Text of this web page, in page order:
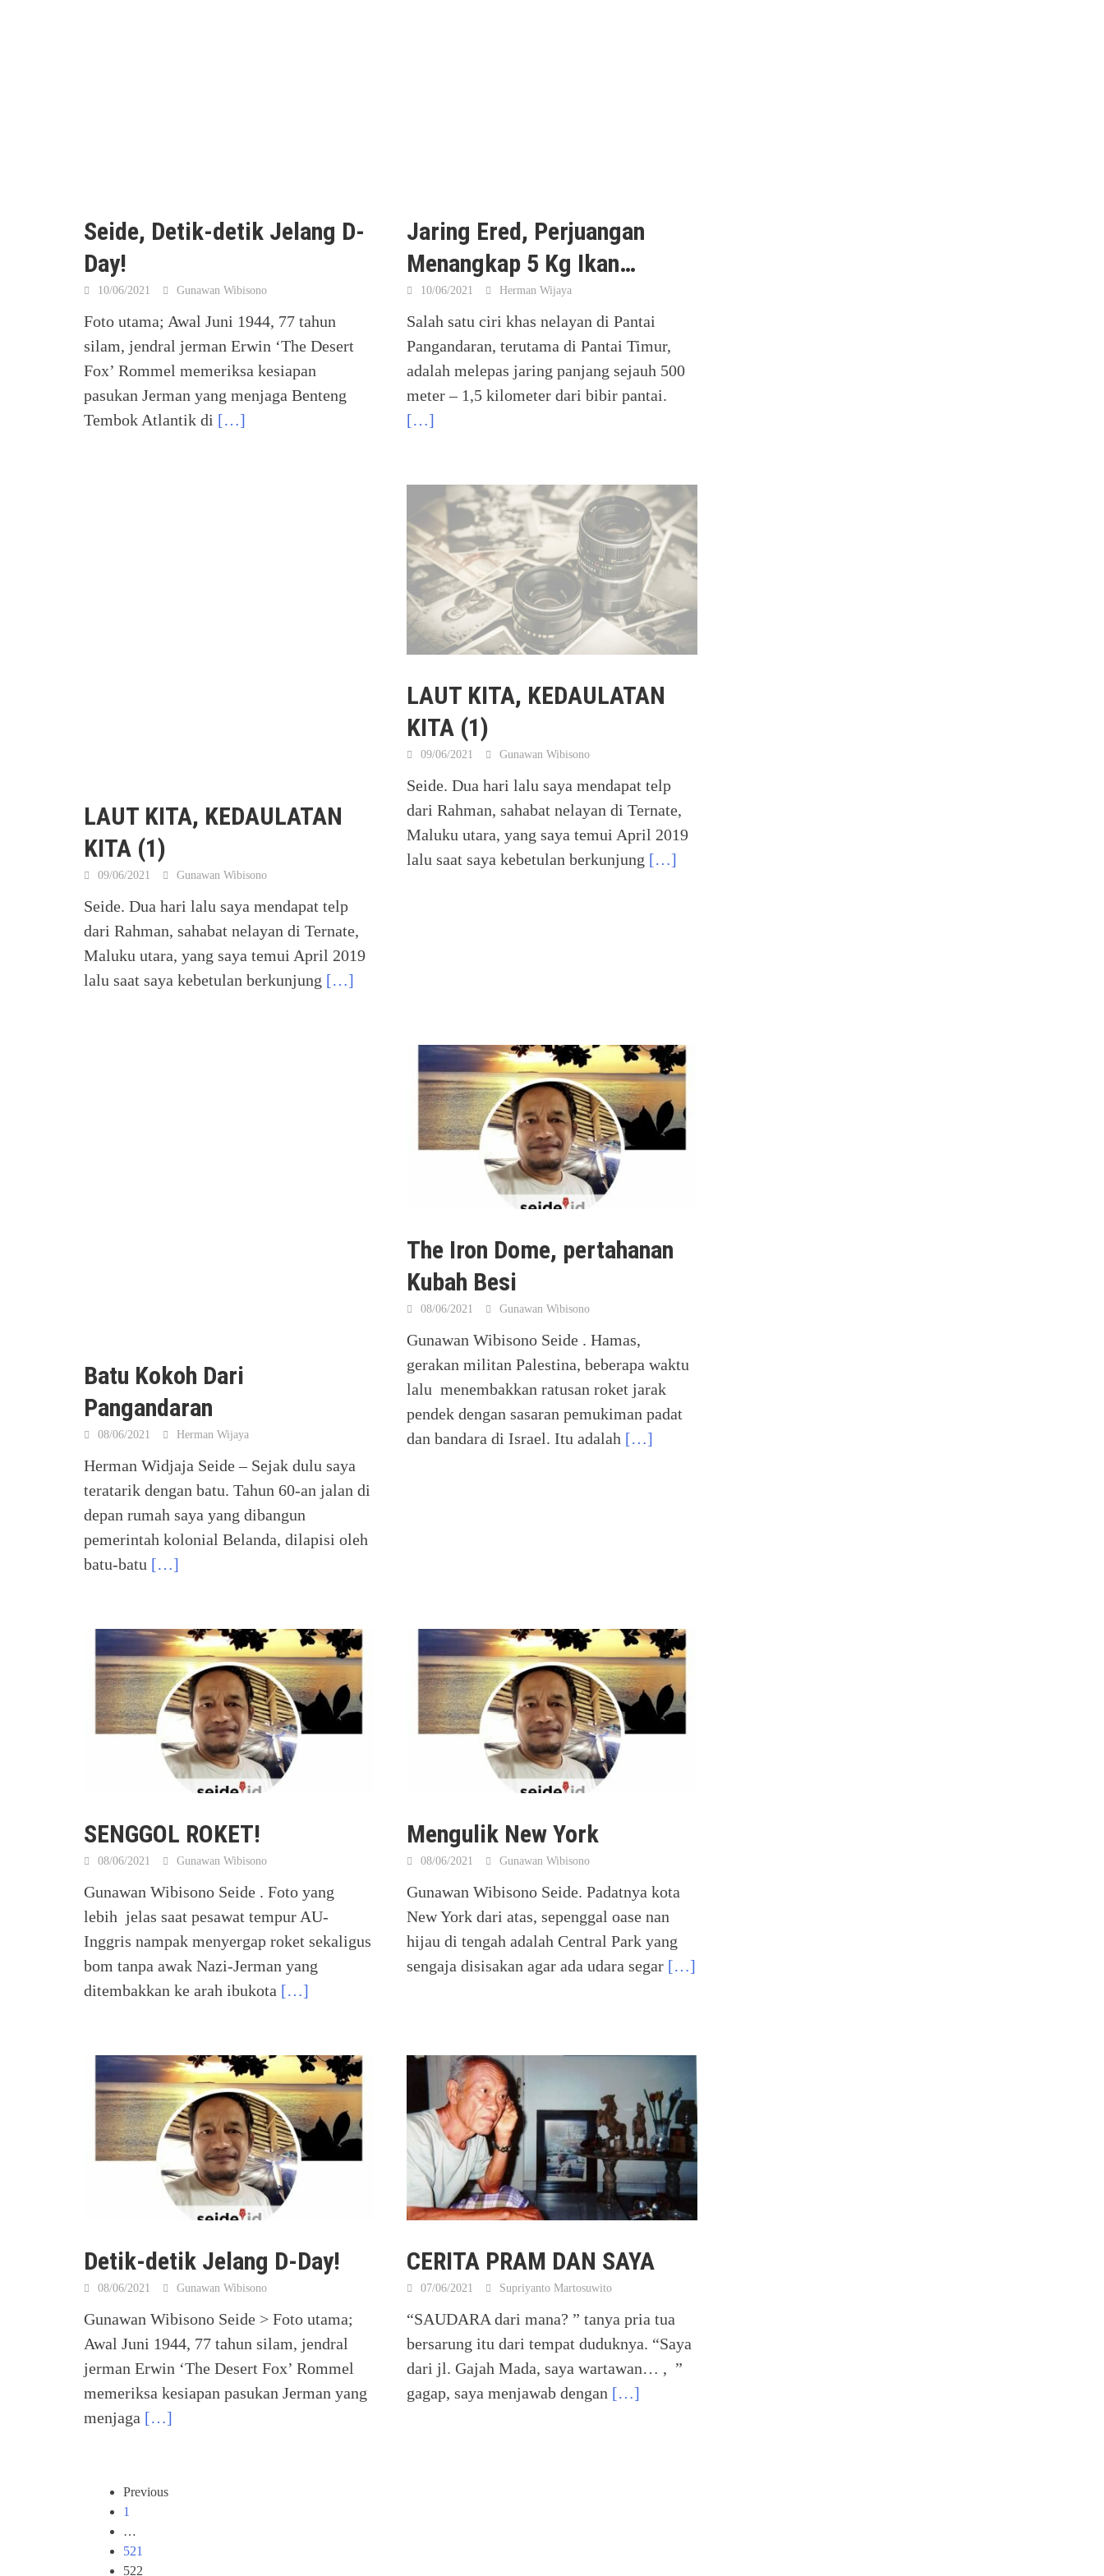
Seide, Detik-detik Jelang D-
Day!
10/06/2021 Gunawan Wibisono
Foto utama; Awal Juni 1944, 77 tahun
silam, jendral jerman Erwin ‘The Desert
Fox’ Rommel memeriksa kesiapan
pasukan Jerman yang menjaga Benteng
Tembok Atlantik di […]
Jaring Ered, Perjuangan
Menangkap 5 Kg Ikan…
10/06/2021 Herman Wijaya
Salah satu ciri khas nelayan di Pantai
Pangandaran, terutama di Pantai Timur,
adalah melepas jaring panjang sejauh 500
meter – 1,5 kilometer dari bibir pantai.
[…]
LAUT KITA, KEDAULATAN
KITA (1)
09/06/2021 Gunawan Wibisono
Seide. Dua hari lalu saya mendapat telp
dari Rahman, sahabat nelayan di Ternate,
Maluku utara, yang saya temui April 2019
lalu saat saya kebetulan berkunjung […]
LAUT KITA, KEDAULATAN
KITA (1)
09/06/2021 Gunawan Wibisono
Seide. Dua hari lalu saya mendapat telp
dari Rahman, sahabat nelayan di Ternate,
Maluku utara, yang saya temui April 2019
lalu saat saya kebetulan berkunjung […]
Batu Kokoh Dari
Pangandaran
08/06/2021 Herman Wijaya
Herman Widjaja Seide – Sejak dulu saya
teratarik dengan batu. Tahun 60-an jalan di
depan rumah saya yang dibangun
pemerintah kolonial Belanda, dilapisi oleh
batu-batu […]
The Iron Dome, pertahanan
Kubah Besi
08/06/2021 Gunawan Wibisono
Gunawan Wibisono Seide . Hamas,
gerakan militan Palestina, beberapa waktu
lalu menembakkan ratusan roket jarak
pendek dengan sasaran pemukiman padat
dan bandara di Israel. Itu adalah […]
SENGGOL ROKET!
08/06/2021 Gunawan Wibisono
Gunawan Wibisono Seide . Foto yang
lebih jelas saat pesawat tempur AU-
Inggris nampak menyergap roket sekaligus
bom tanpa awak Nazi-Jerman yang
ditembakkan ke arah ibukota […]
Mengulik New York
08/06/2021 Gunawan Wibisono
Gunawan Wibisono Seide. Padatnya kota
New York dari atas, sepenggal oase nan
hijau di tengah adalah Central Park yang
sengaja disisakan agar ada udara segar […]
Detik-detik Jelang D-Day!
08/06/2021 Gunawan Wibisono
Gunawan Wibisono Seide > Foto utama;
Awal Juni 1944, 77 tahun silam, jendral
jerman Erwin ‘The Desert Fox’ Rommel
memeriksa kesiapan pasukan Jerman yang
menjaga […]
CERITA PRAM DAN SAYA
07/06/2021 Supriyanto Martosuwito
“SAUDARA dari mana? ” tanya pria tua
bersarung itu dari tempat duduknya. “Saya
dari jl. Gajah Mada, saya wartawan… , ”
gagap, saya menjawab dengan […]
Posts
navigation
Previous
1
…
521
522